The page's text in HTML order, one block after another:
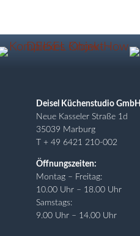
Deisel Küchenstudio GmbH
Neue Kasseler Straße 1d
35039 Marburg
T + 49 6421 210-002
Öffnungszeiten:
Montag – Freitag:
10.00 Uhr – 18.00 Uhr
Samstags:
9.00 Uhr – 14.00 Uhr